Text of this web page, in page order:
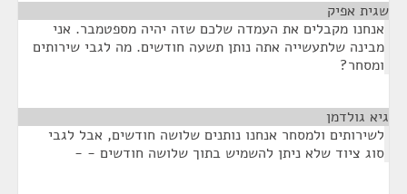
שגית אפיק
אנחנו מקבלים את העמדה שלכם שזה יהיה מספטמבר. אני
מבינה שלתעשייה אתה נותן תשעה חודשים. מה לגבי שירותים
ומסחר?
גיא גולדמן
לשירותים ולמסחר אנחנו נותנים שלושה חודשים, אבל לגבי
סוג ציוד שלא ניתן להשמיש בתוך שלושה חודשים - -